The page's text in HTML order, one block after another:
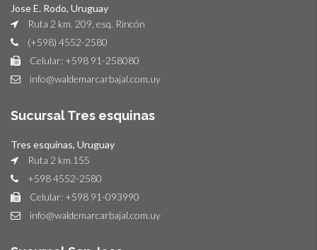
Jose E. Rodo, Uruguay
Ruta 2 km. 209, esq. Rincón
(+598) 4552-2580
Celular: +598 91-258080
info@waldemarcarbajal.com.uy
Sucursal Tres esquinas
Tres esquinas, Uruguay
Ruta 2 km.155
+598 4552-2580
Celular: +598 91-093990
info@waldemarcarbajal.com.uy